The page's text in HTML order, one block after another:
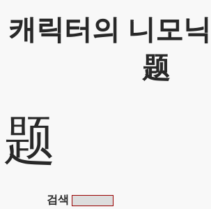
캐릭터의 니모
题
题
검색